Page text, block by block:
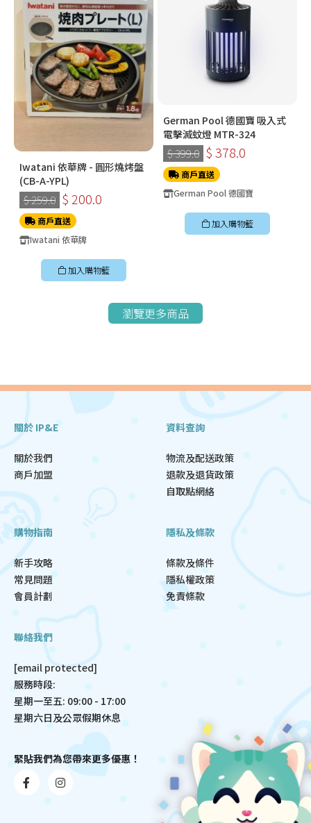
Iwatani 依華牌 - 圓形燒烤盤
(CB-A-YPL)
$ 259.0 $ 200.0
商戶直送
Iwatani 依華牌
加入購物籃
German Pool 德國寶 吸入式
電擊滅蚊燈 MTR-324
$ 399.0 $ 378.0
商戶直送
German Pool 德國寶
加入購物籃
瀏覽更多商品
關於 IP&E
關於我們
商戶加盟
資料查詢
物流及配送政策
退款及退貨政策
自取點網絡
購物指南
新手攻略
常見問題
會員計劃
隱私及條款
條款及條件
隱私權政策
免責條款
聯絡我們
[email protected]
服務時段:
星期一至五: 09:00 - 17:00
星期六日及公眾假期休息
緊貼我們為您帶來更多優惠！